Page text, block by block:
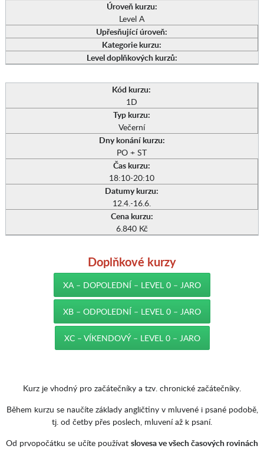
Úroveň kurzu:
Level A
Upřesňující úroveň:
Kategorie kurzu:
Level doplňkových kurzů:
Kód kurzu:
1D
Typ kurzu:
Večerní
Dny konání kurzu:
PO + ST
Čas kurzu:
18:10-20:10
Datumy kurzu:
12.4.-16.6.
Cena kurzu:
6.840 Kč
Doplňkové kurzy
XA – DOPOLEDNÍ – LEVEL 0 – JARO
XB – ODPOLEDNÍ – LEVEL 0 – JARO
XC – VÍKENDOVÝ – LEVEL 0 – JARO
Kurz je vhodný pro začátečníky a tzv. chronické začátečníky.
Během kurzu se naučíte základy angličtiny v mluvené i psané podobě,
tj. od četby přes poslech, mluvení až k psaní.
Od prvopočátku se učíte používat slovesa ve všech časových rovinách